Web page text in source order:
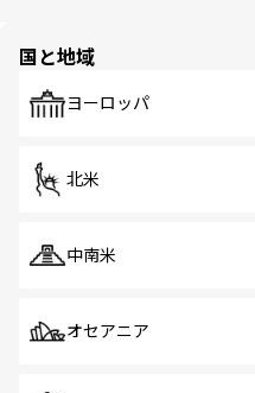
で、ホーカーズは地
国と地域
ヨーロッパ
北米
中南米
オセアニア